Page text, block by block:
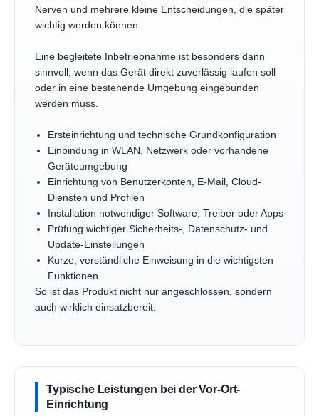
Nerven und mehrere kleine Entscheidungen, die später
wichtig werden können.
Eine begleitete Inbetriebnahme ist besonders dann
sinnvoll, wenn das Gerät direkt zuverlässig laufen soll
oder in eine bestehende Umgebung eingebunden
werden muss.
Ersteinrichtung und technische Grundkonfiguration
Einbindung in WLAN, Netzwerk oder vorhandene
Geräteumgebung
Einrichtung von Benutzerkonten, E-Mail, Cloud-
Diensten und Profilen
Installation notwendiger Software, Treiber oder Apps
Prüfung wichtiger Sicherheits-, Datenschutz- und
Update-Einstellungen
Kurze, verständliche Einweisung in die wichtigsten
Funktionen
So ist das Produkt nicht nur angeschlossen, sondern
auch wirklich einsatzbereit.
Typische Leistungen bei der Vor-Ort-
Einrichtung